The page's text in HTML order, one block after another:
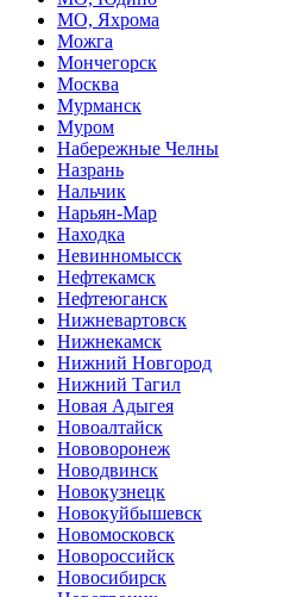
МО, Яхрома
Можга
Мончегорск
Москва
Мурманск
Муром
Набережные Челны
Назрань
Нальчик
Нарьян-Мар
Находка
Невинномысск
Нефтекамск
Нефтеюганск
Нижневартовск
Нижнекамск
Нижний Новгород
Нижний Тагил
Новая Адыгея
Новоалтайск
Нововоронеж
Новодвинск
Новокузнецк
Новокуйбышевск
Новомосковск
Новороссийск
Новосибирск